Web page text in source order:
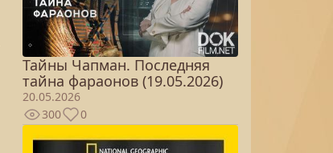
Тайны Чапман. Последняя
тайна фараонов (19.05.2026)
20.05.2026
300
0